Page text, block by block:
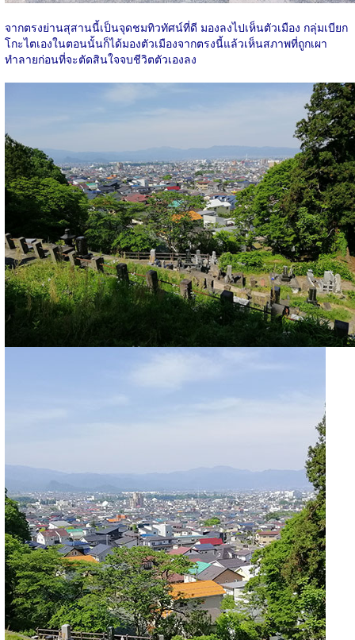
จากตรงย่านสุสานนี้เป็นจุดชมทิวทัศน์ที่ดี มองลงไปเห็นตัวเมือง กลุ่มเบียก
โกะไตเองในตอนนั้นก็ได้มองตัวเมืองจากตรงนี้แล้วเห็นสภาพที่ถูกเผา
ทำลายก่อนที่จะตัดสินใจจบชีวิตตัวเองลง